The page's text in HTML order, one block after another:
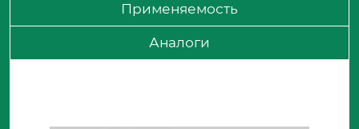
Применяемость
Аналоги